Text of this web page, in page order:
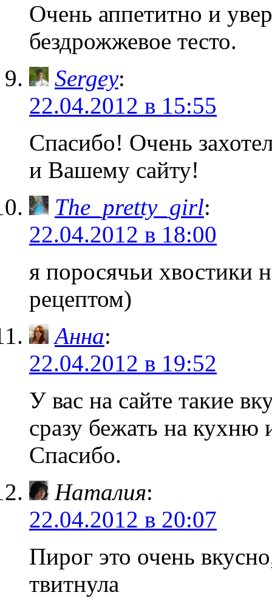
Очень аппетитно и
бездрожжевое тесто.
Sergey:
22.04.2012 в 15:55
Спасибо! Очень
и Вашему сайту!
The_pretty_girl:
22.04.2012 в 18:00
я поросячьи хвостики
рецептом)
Анна:
22.04.2012 в 19:52
У вас на сайте такие
сразу бежать на кухню
Спасибо.
Наталия:
22.04.2012 в 20:07
Пирог это очень
твитнула